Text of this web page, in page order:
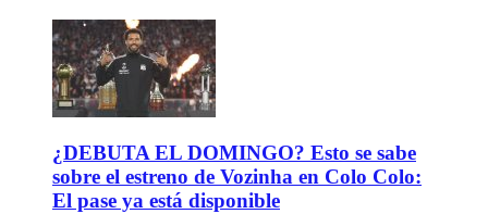
¿DEBUTA EL DOMINGO? Esto se sabe
sobre el estreno de Vozinha en Colo Colo:
El pase ya está disponible